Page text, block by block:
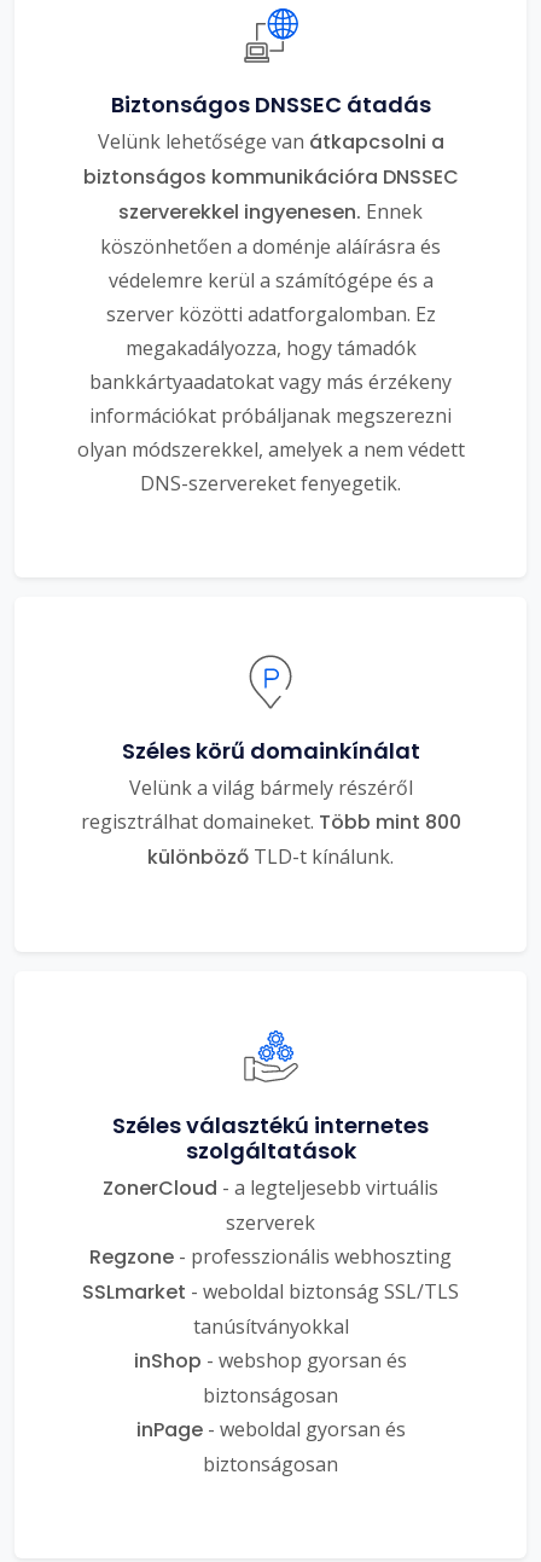
Biztonságos DNSSEC átadás
Velünk lehetősége van átkapcsolni a
biztonságos kommunikációra DNSSEC
szerverekkel ingyenesen. Ennek
köszönhetően a doménje aláírásra és
védelemre kerül a számítógépe és a
szerver közötti adatforgalomban. Ez
megakadályozza, hogy támadók
bankkártyaadatokat vagy más érzékeny
információkat próbáljanak megszerezni
olyan módszerekkel, amelyek a nem védett
DNS-szervereket fenyegetik.
Széles körű domainkínálat
Velünk a világ bármely részéről
regisztrálhat domaineket. Több mint 800
különböző TLD-t kínálunk.
Széles választékú internetes
szolgáltatások
ZonerCloud - a legteljesebb virtuális
szerverek
Regzone - professzionális webhoszting
SSLmarket - weboldal biztonság SSL/TLS
tanúsítványokkal
inShop - webshop gyorsan és
biztonságosan
inPage- weboldal gyorsan és
biztonságosan